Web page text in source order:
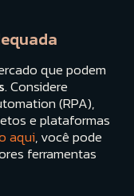
que podem
. Considere
(RPA),
e plataformas
aqui, você pode
ferramentas